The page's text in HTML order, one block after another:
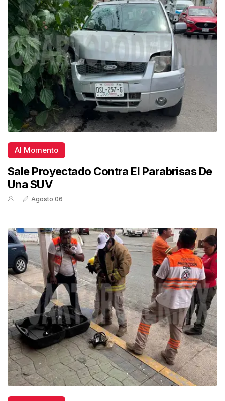
Al Momento
Sale Proyectado Contra El Parabrisas De
Una SUV
Agosto 06